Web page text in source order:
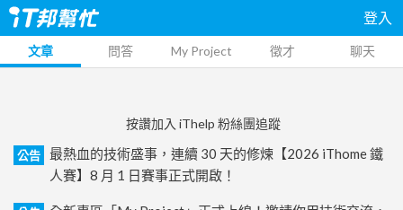
登入
文章 問答 My Project 徵才 聊天
按讚加入 iThelp 粉絲團追蹤
公告
最熱血的技術盛事，連續 30 天的修煉【2026 iThome 鐵
人賽】8 月 1 日賽事正式開啟！